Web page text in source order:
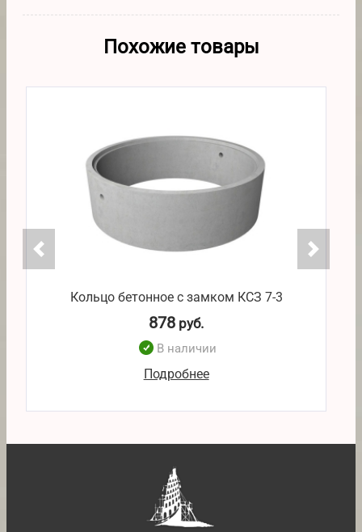
Похожие товары
Кольцо бетонное с замком КСЗ 7-3
878 руб.
В наличии
Подробнее